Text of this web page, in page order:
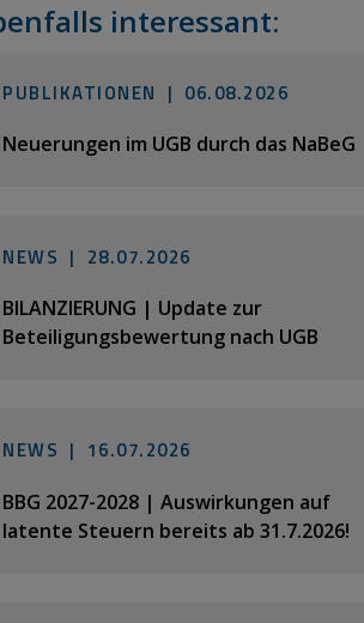
interessant:
PUBLIKATIONEN | 06.08.2026
Neuerungen im UGB durch das NaBeG
NEWS | 28.07.2026
BILANZIERUNG | Update zur
Beteiligungsbewertung nach UGB
NEWS | 16.07.2026
BBG 2027-2028 | Auswirkungen auf
latente Steuern bereits ab 31.7.2026!